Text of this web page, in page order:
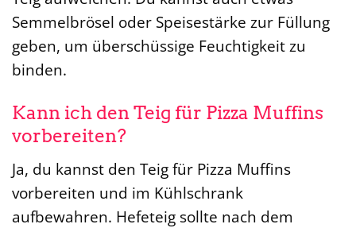
Semmelbrösel oder Speisestärke zur Füllung
geben, um überschüssige Feuchtigkeit zu
binden.
Kann ich den Teig für Pizza Muffins
vorbereiten?
Ja, du kannst den Teig für Pizza Muffins
vorbereiten und im Kühlschrank
aufbewahren. Hefeteig sollte nach dem